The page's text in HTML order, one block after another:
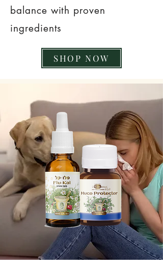
balance with proven
ingredients
SHOP NOW